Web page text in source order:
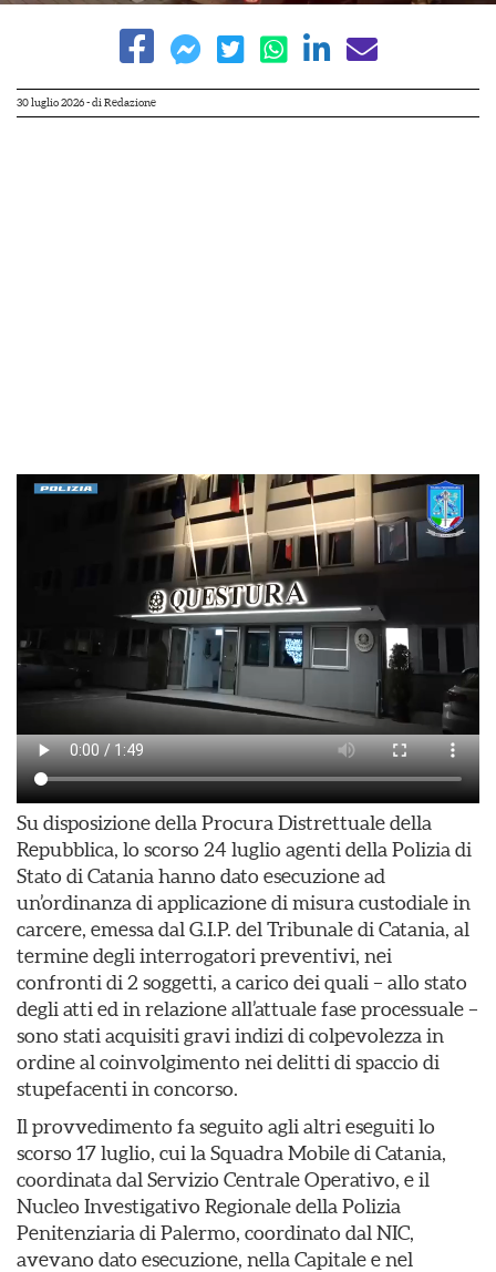
30 luglio 2026- di Redazione
Su disposizione della Procura Distrettuale della
Repubblica, lo scorso 24 luglio agenti della Polizia di
Stato di Catania hanno dato esecuzione ad
un’ordinanza di applicazione di misura custodiale in
carcere, emessa dal G.I.P. del Tribunale di Catania, al
termine degli interrogatori preventivi, nei
confronti di 2 soggetti, a carico dei quali – allo stato
degli atti ed in relazione all’attuale fase processuale –
sono stati acquisiti gravi indizi di colpevolezza in
ordine al coinvolgimento nei delitti di spaccio di
stupefacenti in concorso.
Il provvedimento fa seguito agli altri eseguiti lo
scorso 17 luglio, cui la Squadra Mobile di Catania,
coordinata dal Servizio Centrale Operativo, e il
Nucleo Investigativo Regionale della Polizia
Penitenziaria di Palermo, coordinato dal NIC,
avevano dato esecuzione, nella Capitale e nel